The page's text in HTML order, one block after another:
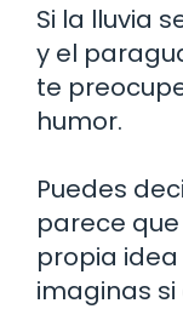
Si la lluvia
y el
te
humor.
Puedes
parece
propia idea
imaginas